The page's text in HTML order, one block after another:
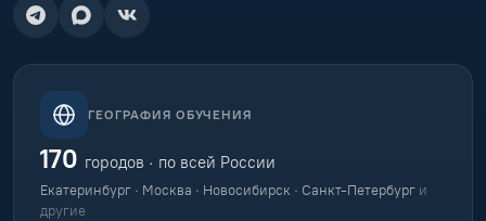
ГЕОГРАФИЯ ОБУЧЕНИЯ
170 городов · по всей России
Екатеринбург · Москва · Новосибирск · Санкт-Петербург и
другие